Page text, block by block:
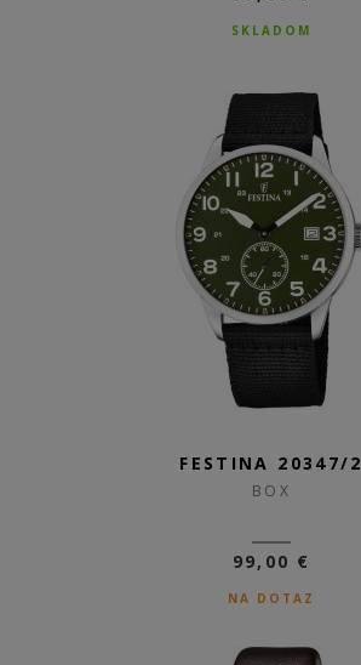
SKLADOM
FESTINA 20347/2
BOX
99,00 €
NA DOTAZ